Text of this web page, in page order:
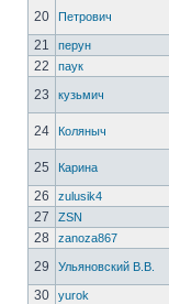
20
Петрович
21
перун
22
паук
23
кузьмич
24
Коляныч
25
Карина
26
zulusik4
27
ZSN
28
zanoza867
29
Ульяновский В.В.
30
yurok